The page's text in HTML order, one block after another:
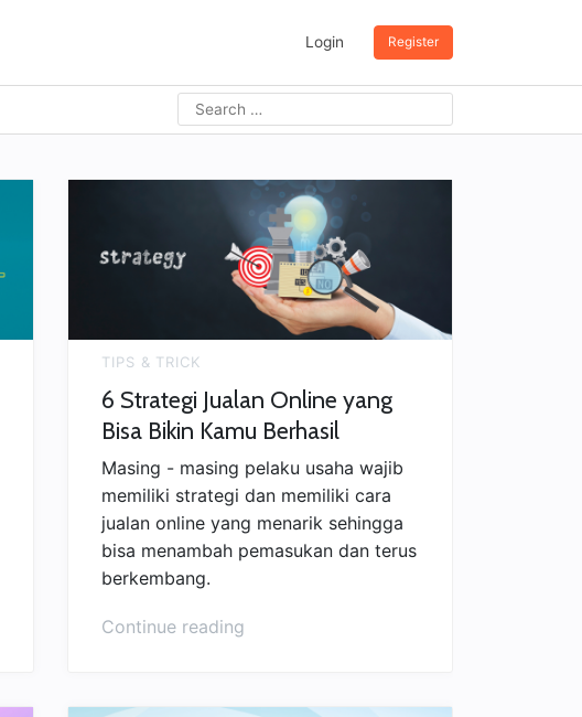
Login Register
Search
for:
TIPS & TRICK
6 Strategi Jualan Online yang
Bisa Bikin Kamu Berhasil
Masing - masing pelaku usaha wajib
memiliki strategi dan memiliki cara
jualan online yang menarik sehingga
bisa menambah pemasukan dan terus
berkembang.
Continue reading“6
Online